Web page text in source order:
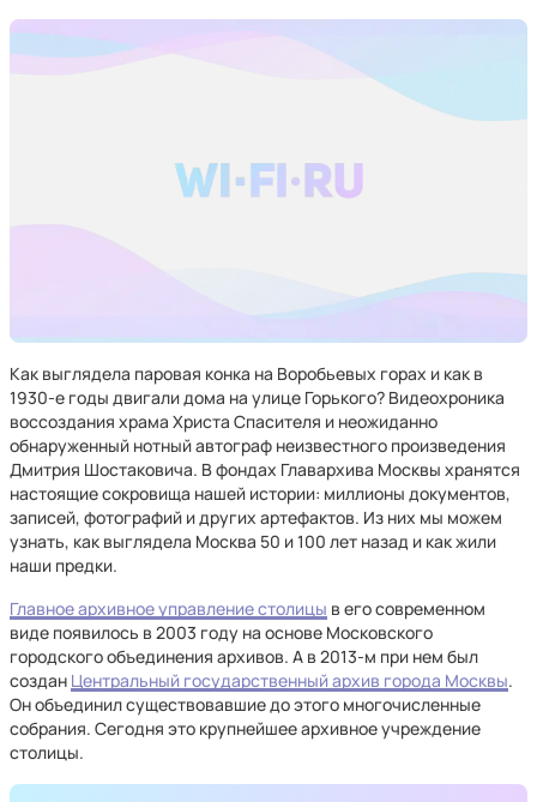
Как выглядела паровая конка на Воробьевых горах и как в
1930-е годы двигали дома на улице Горького? Видеохроника
воссоздания храма Христа Спасителя и неожиданно
обнаруженный нотный автограф неизвестного произведения
Дмитрия Шостаковича. В фондах Главархива Москвы хранятся
настоящие сокровища нашей истории: миллионы документов,
записей, фотографий и других артефактов. Из них мы можем
узнать, как выглядела Москва 50 и 100 лет назад и как жили
наши предки.
Главное архивное управление столицы в его современном
виде появилось в 2003 году на основе Московского
городского объединения архивов. А в 2013-м при нем был
создан Центральный государственный архив города Москвы.
Он объединил существовавшие до этого многочисленные
собрания. Сегодня это крупнейшее архивное учреждение
столицы.